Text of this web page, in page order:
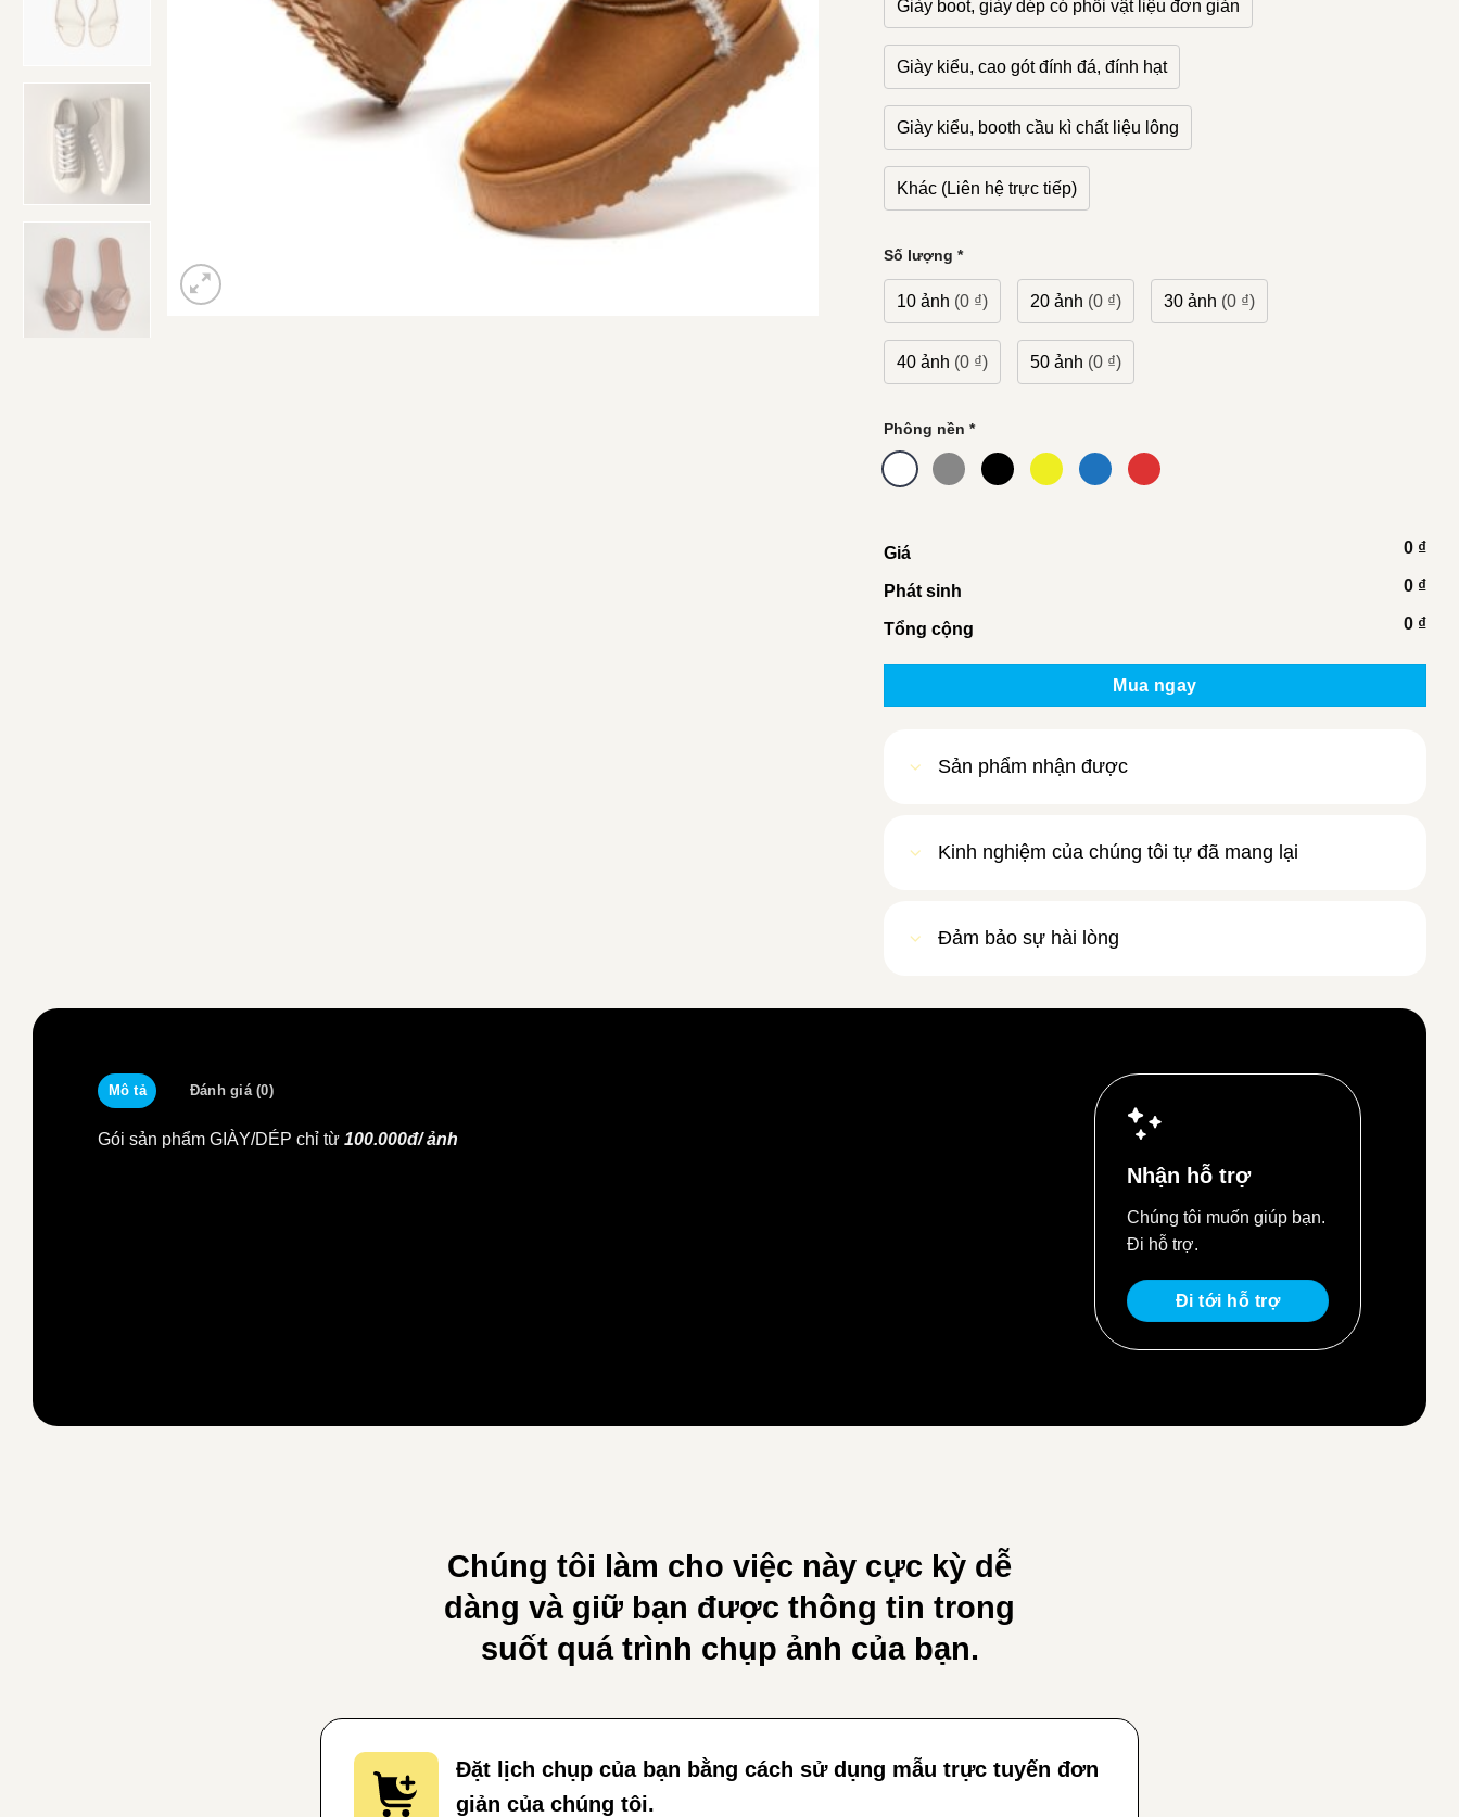
Giày boot, giày dép có phối vật liệu đơn giản
Giày kiểu, cao gót đính đá, đính hạt
Giày kiểu, booth cầu kì chất liệu lông
Khác (Liên hệ trực tiếp)
Số lượng *
10 ảnh (0 ₫) 20 ảnh (0 ₫) 30 ảnh (0 ₫)
40 ảnh (0 ₫) 50 ảnh (0 ₫)
Phông nền *
Giá 0 ₫
Phát sinh 0 ₫
Tổng cộng 0 ₫
Mua ngay
Sản phẩm nhận được
Kinh nghiệm của chúng tôi tự đã mang lại
Đảm bảo sự hài lòng
Mô tả Đánh giá (0)
Gói sản phẩm GIÀY/DÉP chỉ từ 100.000đ/ ảnh
Nhận hỗ trợ
Chúng tôi muốn giúp bạn.
Đi hỗ trợ.
Đi tới hỗ trợ
Chúng tôi làm cho việc này cực kỳ dễ
dàng và giữ bạn được thông tin trong
suốt quá trình chụp ảnh của bạn.
Đặt lịch chụp của bạn bằng cách sử dụng mẫu trực tuyến đơn
giản của chúng tôi.